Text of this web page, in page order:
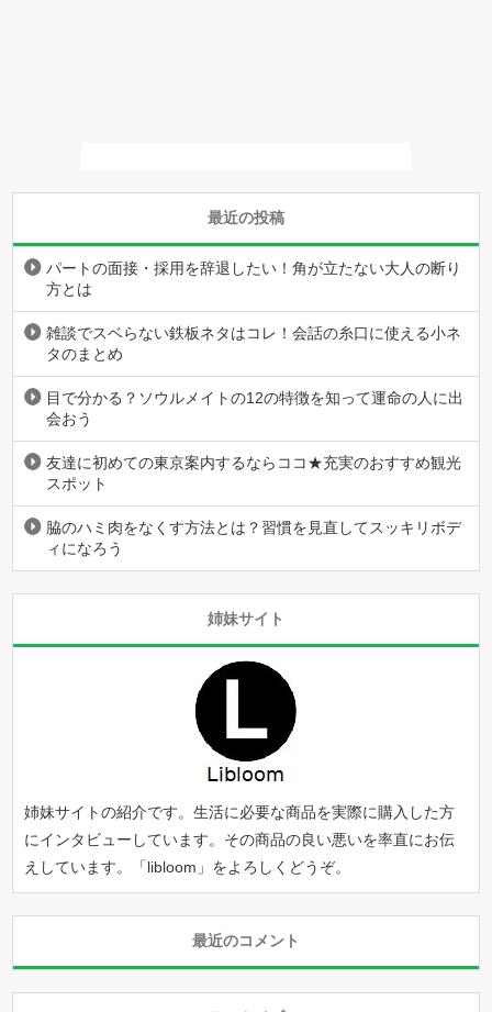
最近の投稿
パートの面接・採用を辞退したい！角が立たない大人の断り
方とは
雑談でスベらない鉄板ネタはコレ！会話の糸口に使える小ネ
タのまとめ
目で分かる？ソウルメイトの12の特徴を知って運命の人に出
会おう
友達に初めての東京案内するならココ★充実のおすすめ観光
スポット
脇のハミ肉をなくす方法とは？習慣を見直してスッキリボデ
ィになろう
姉妹サイト
姉妹サイトの紹介です。生活に必要な商品を実際に購入した方
にインタビューしています。その商品の良い悪いを率直にお伝
えしています。「libloom 」をよろしくどうぞ。
最近のコメント